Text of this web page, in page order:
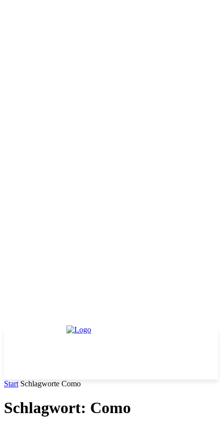
Start Schlagworte Como
Schlagwort: Como